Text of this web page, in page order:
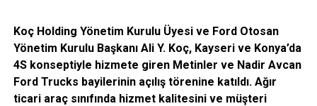
Koç Holding Yönetim Kurulu Üyesi ve Ford Otosan
Yönetim Kurulu Başkanı Ali Y. Koç, Kayseri ve Konya’da
4S konseptiyle hizmete giren Metinler ve Nadir Avcan
Ford Trucks bayilerinin açılış törenine katıldı. Ağır
ticari araç sınıfında hizmet kalitesini ve müşteri